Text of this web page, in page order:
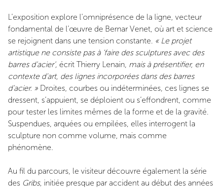
L’exposition explore l’omniprésence de la ligne, vecteur
fondamental de l’œuvre de Bernar Venet, où art et science
se rejoignent dans une tension constante. « Le projet
artistique ne consiste pas à ‘faire des sculptures avec des
barres d’acier’, écrit Thierry Lenain, mais à présentifier, en
contexte d’art, des lignes incorporées dans des barres
d’acier. » Droites, courbes ou indéterminées, ces lignes se
dressent, s’appuient, se déploient ou s’effondrent, comme
pour tester les limites mêmes de la forme et de la gravité.
Suspendues, arquées ou empilées, elles interrogent la
sculpture non comme volume, mais comme
phénomène.
Au fil du parcours, le visiteur découvre également la série
des Gribs, initiée presque par accident au début des années